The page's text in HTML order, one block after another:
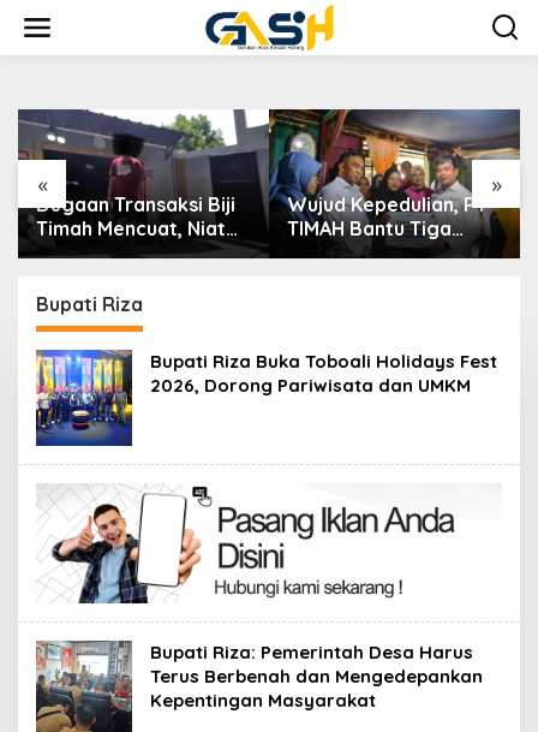
konten
« »
Dugaan Transaksi Biji
Timah Mencuat, Niat
Ingin konfirmasi Kanit
Bangka Barat
Bungkam
Wujud Kepedulian, PT
TIMAH Bantu Tiga
Keluarga Miliki Rumah
Bupati Riza
Bupati Riza Buka Toboali Holidays Fest
2026, Dorong Pariwisata dan UMKM
Bupati Riza: Pemerintah Desa Harus
Terus Berbenah dan Mengedepankan
Kepentingan Masyarakat